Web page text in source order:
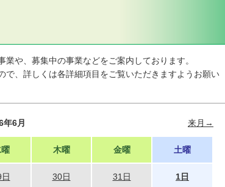
や、募集中の事業などをご案内しております。
、詳しくは各詳細項目をご覧いただきますようお願い
年6月 来月→
木曜 金曜 土曜
30日 31日 1日